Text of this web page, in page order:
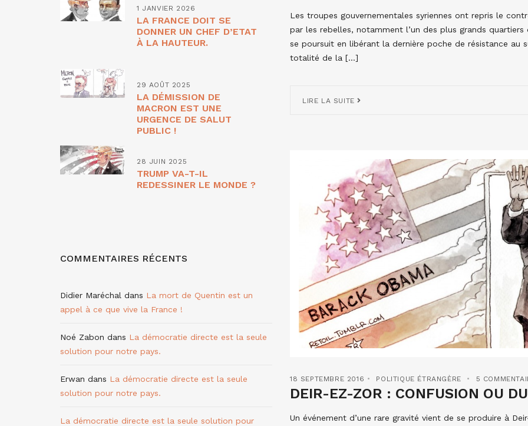
Les troupes gouvernementales syriennes ont repris le
par les rebelles, notamment l’un des plus grands
se poursuit en libérant la dernière poche de résistance au
totalité de la […]
LIRE LA SUITE
18 SEPTEMBRE 2016 POLITIQUE ÉTRANGÈRE 5
DEIR-EZ-ZOR : CONFUSION OU
Un événement d’une rare gravité vient de se produire à
1 JANVIER 2026
LA FRANCE DOIT SE
DONNER UN CHEF D’ETAT
À LA HAUTEUR.
29 AOÛT 2025
LA DÉMISSION DE
MACRON EST UNE
URGENCE DE SALUT
PUBLIC !
28 JUIN 2025
TRUMP VA-T-IL
REDESSINER LE MONDE ?
COMMENTAIRES RÉCENTS
Didier Maréchal dans La mort de Quentin est un
appel à ce que vive la France !
Noé Zabon dans La démocratie directe est la seule
solution pour notre pays.
Erwan dans La démocratie directe est la seule
solution pour notre pays.
La démocratie directe est la seule solution pour